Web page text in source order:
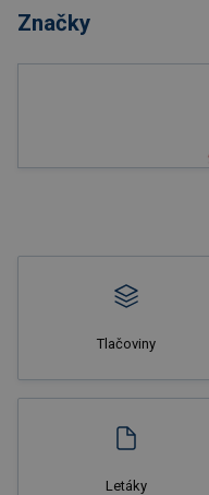
Značky
Tlačoviny
Letáky